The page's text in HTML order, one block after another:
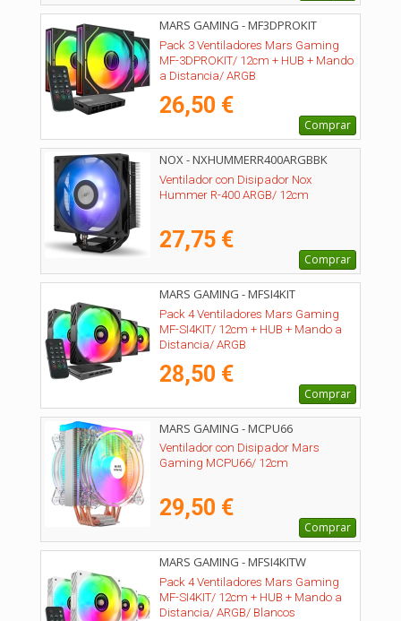
MARS GAMING - MF3DPROKIT
Pack 3 Ventiladores Mars Gaming
MF-3DPROKIT/ 12cm + HUB + Mando
a Distancia/ ARGB
26,50 €
Comprar
NOX - NXHUMMERR400ARGBBK
Ventilador con Disipador Nox
Hummer R-400 ARGB/ 12cm
27,75 €
Comprar
MARS GAMING - MFSI4KIT
Pack 4 Ventiladores Mars Gaming
MF-SI4KIT/ 12cm + HUB + Mando a
Distancia/ ARGB
28,50 €
Comprar
MARS GAMING - MCPU66
Ventilador con Disipador Mars
Gaming MCPU66/ 12cm
29,50 €
Comprar
MARS GAMING - MFSI4KITW
Pack 4 Ventiladores Mars Gaming
MF-SI4KIT/ 12cm + HUB + Mando a
Distancia/ ARGB/ Blancos